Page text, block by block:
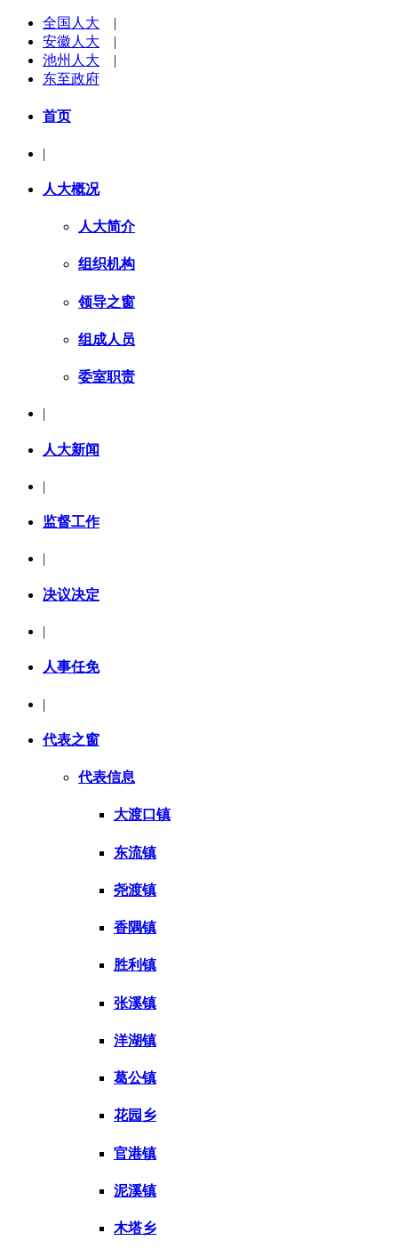
全国人大 |
安徽人大 |
池州人大 |
东至政府
首页
|
人大概况
人大简介
组织机构
领导之窗
组成人员
委室职责
|
人大新闻
|
监督工作
决议决定
|
人事任免
|
代表之窗
代表信息
大渡口镇
东流镇
尧渡镇
香隅镇
胜利镇
张溪镇
洋湖镇
葛公镇
花园乡
官港镇
泥溪镇
木塔乡